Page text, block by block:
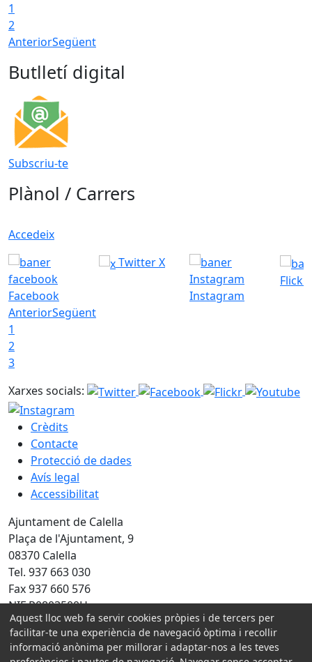
1
2
AnteriorSegüent
Butlletí digital
Subscriu-te
Plànol / Carrers
Accedeix
Facebook
Twitter X
Instagram
Flickr
AnteriorSegüent
1
2
3
Xarxes socials:
Crèdits
Contacte
Protecció de dades
Avís legal
Accessibilitat
Ajuntament de Calella
Plaça de l'Ajuntament, 9
08370 Calella
Tel. 937 663 030
Fax 937 660 576
NIF P0803500H
Amb la col·laboració de:
Aquest lloc web fa servir cookies pròpies i de tercers per
facilitar-te una experiència de navegació òptima i recollir
informació anònima per millorar i adaptar-nos a les teves